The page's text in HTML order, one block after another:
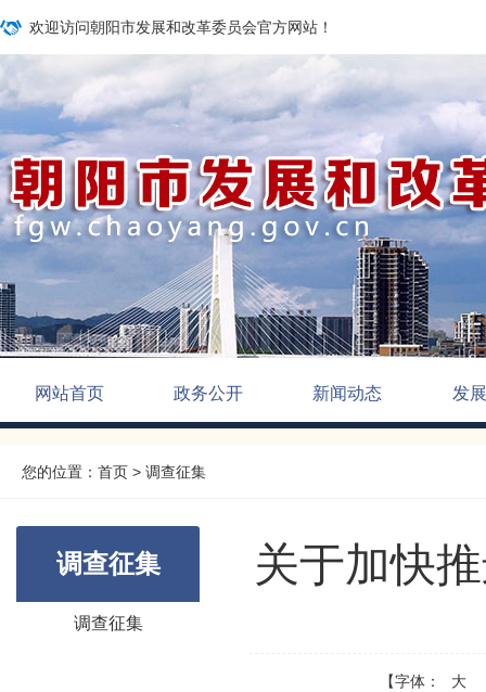
欢迎访问朝阳市发展和改革委员会官方网站！
网站首页 政务公开 新闻动态 发
您的位置： 首页 > 调查征集
调查征集
调查征集
关于加快
【字体： 大